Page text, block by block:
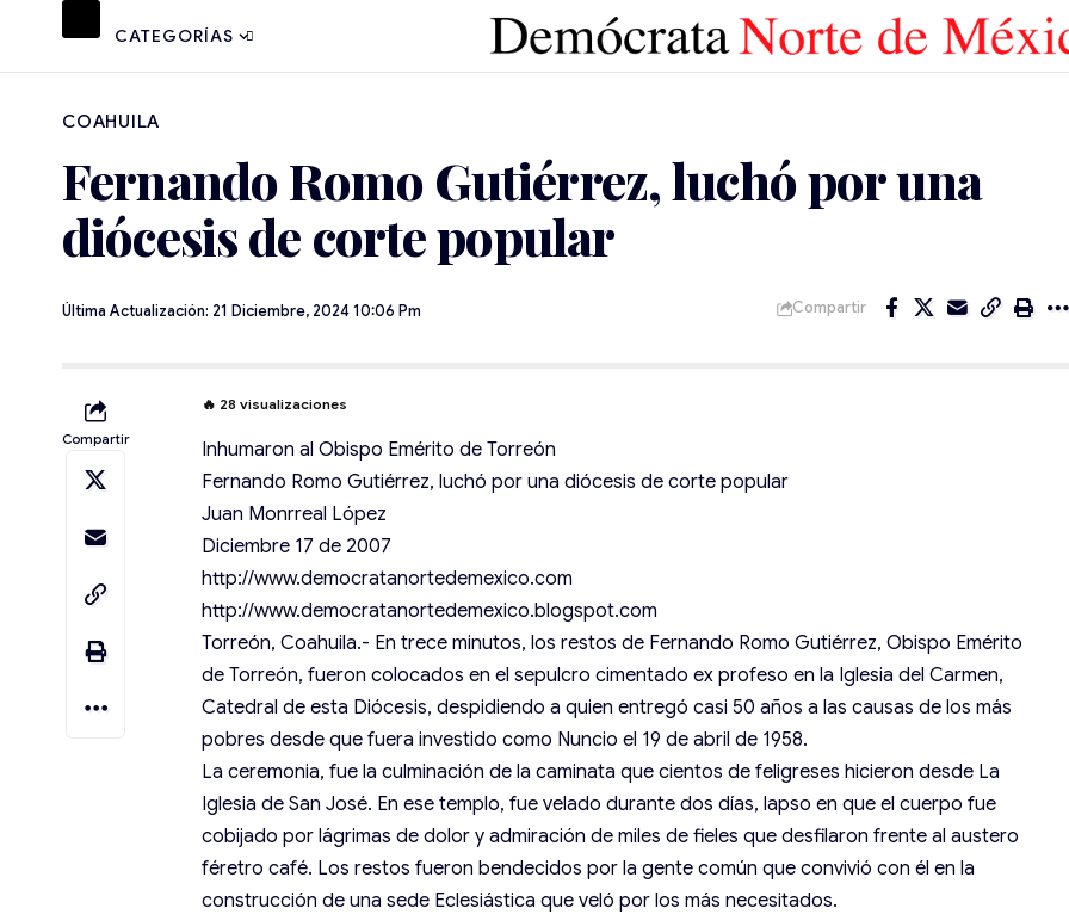
CATEGORÍAS
COAHUILA
Fernando Romo Gutiérrez, luchó por una
diócesis de corte popular
Última Actualización: 21 Diciembre, 2024 10:06 Pm Compartir
Compartir
🔥 28 visualizaciones
Inhumaron al Obispo Emérito de Torreón
Fernando Romo Gutiérrez, luchó por una diócesis de corte popular
Juan Monrreal López
Diciembre 17 de 2007
http://www.democratanortedemexico.com
http://www.democratanortedemexico.blogspot.com
Torreón, Coahuila.- En trece minutos, los restos de Fernando Romo Gutiérrez, Obispo Emérito
de Torreón, fueron colocados en el sepulcro cimentado ex profeso en la Iglesia del Carmen,
Catedral de esta Diócesis, despidiendo a quien entregó casi 50 años a las causas de los más
pobres desde que fuera investido como Nuncio el 19 de abril de 1958.
La ceremonia, fue la culminación de la caminata que cientos de feligreses hicieron desde La
Iglesia de San José. En ese templo, fue velado durante dos días, lapso en que el cuerpo fue
cobijado por lágrimas de dolor y admiración de miles de fieles que desfilaron frente al austero
féretro café. Los restos fueron bendecidos por la gente común que convivió con él en la
construcción de una sede Eclesiástica que veló por los más necesitados.